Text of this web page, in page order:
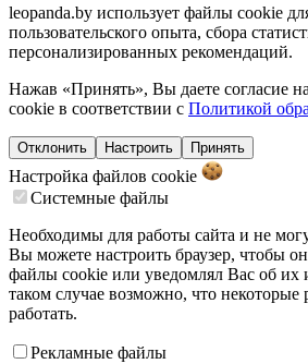
leopanda.by использует файлы cookie
пользовательского опыта, сбора
персонализированных рекомендаций.
Нажав «Принять», Вы даете согласие
cookie в соответствии с Политикой
Отклонить Настроить Принять
Настройка файлов cookie
Системные файлы
Необходимы для работы сайта и не
Вы можете настроить браузер, чтобы
файлы cookie или уведомлял Вас об их
таком случае возможно, что некоторые
работать.
Рекламные файлы